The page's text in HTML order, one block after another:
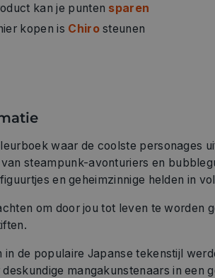
kan je punten sparen
kopen is Chirosteunen
waar de coolste personages
steampunk-avonturiers en
en geheimzinnige helden in
om door jou tot leven te worden
in de populaire Japanse tekenstijl
mangakunstenaars in een